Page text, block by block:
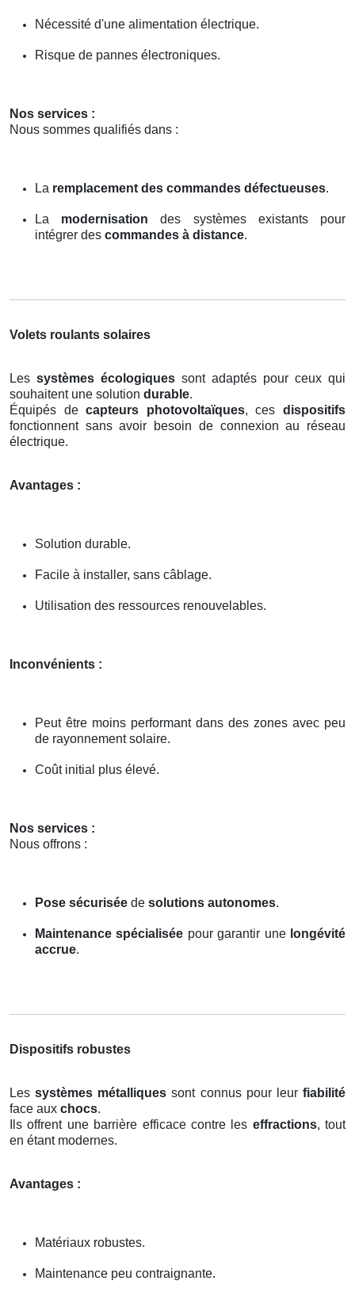
Nécessité d'une alimentation électrique.
Risque de pannes électroniques.
Nos services :
Nous sommes qualifiés dans :
La remplacement des commandes défectueuses.
La modernisation des systèmes existants pour
intégrer des commandes à distance.
Volets roulants solaires
Les systèmes écologiques sont adaptés pour ceux qui
souhaitent une solution durable.
Équipés decapteurs photovoltaïques, cesdispositifs
fonctionnent sans avoir besoin de connexion au réseau
électrique.
Avantages :
Solution durable.
Facile à installer, sans câblage.
Utilisation des ressources renouvelables.
Inconvénients :
Peut être moins performant dans des zones avec peu
de rayonnement solaire.
Coût initial plus élevé.
Nos services :
Nous offrons :
Pose sécurisée de solutions autonomes.
Maintenance spécialisée pour garantir une longévité
accrue.
Dispositifs robustes
Lessystèmes métalliques sont connus pour leurfiabilité
face aux chocs.
Ils offrent une barrière efficace contre les effractions, tout
en étant modernes.
Avantages :
Matériaux robustes.
Maintenance peu contraignante.